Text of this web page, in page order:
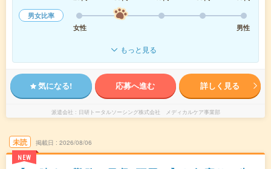
男女比率
女性
男性
もっと見る
気になる! 応募へ進む 詳しく見る
派遣会社 日研トータルソーシング株式会社 メディカルケア事業部
未読
NEW
掲載日 2026/08/06